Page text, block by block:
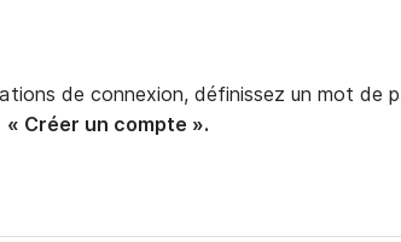
de connexion, définissez un mot de
« Créer un compte ».